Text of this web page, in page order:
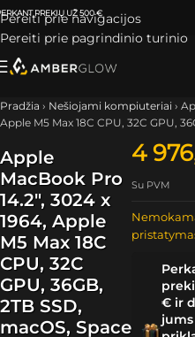
Pereiti prie navigacijos
Pereiti prie pagrindinio turinio
ATSIIMKITE UŽSAKYMĄ
Pradžia › Nešiojami kompiuteriai ›
Apple M5 Max 18C CPU, 32C GPU,
Apple
MacBook Pro
14.2″, 3024 x
1964, Apple
M5 Max 18C
CPU, 32C
GPU, 36GB,
2TB SSD,
macOS, Space
4
Su PVM
€ ir
jums